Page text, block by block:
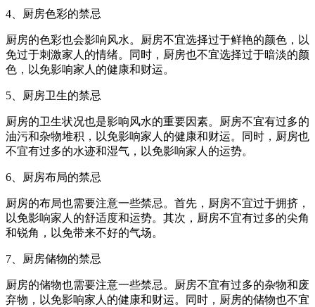
4、厨房色彩的禁忌
厨房的色彩也会影响风水。厨房不宜选择过于鲜艳的颜色，以
免过于刺激家人的情绪。同时，厨房也不宜选择过于暗淡的颜
色，以免影响家人的健康和财运。
5、厨房卫生的禁忌
厨房的卫生状况也是影响风水的重要因素。厨房不宜有过多的
油污和杂物堆积，以免影响家人的健康和财运。同时，厨房也
不宜有过多的水迹和湿气，以免影响家人的运势。
6、厨房布局的禁忌
厨房的布局也需要注意一些禁忌。首先，厨房不宜过于拥挤，
以免影响家人的舒适度和运势。其次，厨房不宜有过多的尖角
和锐角，以免带来不好的气场。
7、厨房储物的禁忌
厨房的储物也需要注意一些禁忌。厨房不宜有过多的杂物和废
弃物，以免影响家人的健康和财运。同时，厨房的储物也不宜